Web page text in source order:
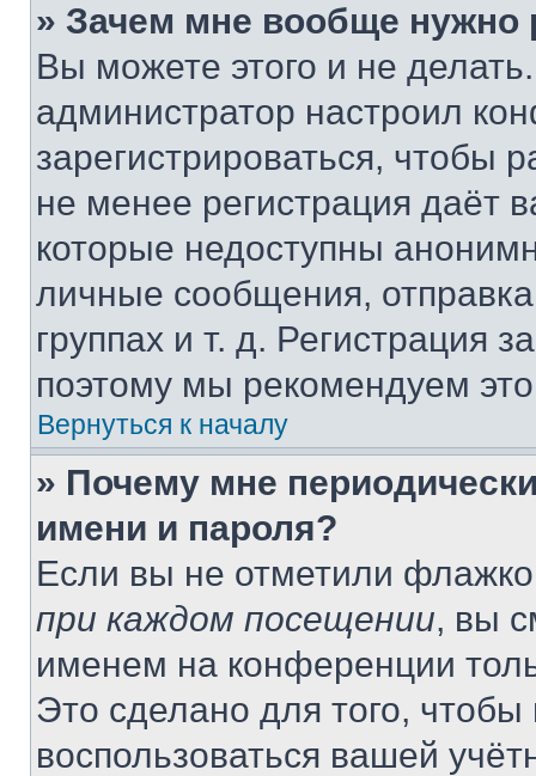
» Зачем мне вообще нужно
Вы можете этого и не
администратор настроил
зарегистрироваться, чтобы
не менее регистрация даёт
которые недоступны
личные сообщения,
группах и т. д. Регистрация
поэтому мы рекомендуем
Вернуться к началу
» Почему мне
имени и пароля?
Если вы не отметили
при каждом посещении, вы
именем на конференции
Это сделано для того, чтобы
воспользоваться вашей